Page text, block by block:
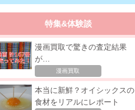
特集&体験談
漫画買取で驚きの査定結果
が…
漫画買取
本当に新鮮？オイシックスの
食材をリアルにレポート